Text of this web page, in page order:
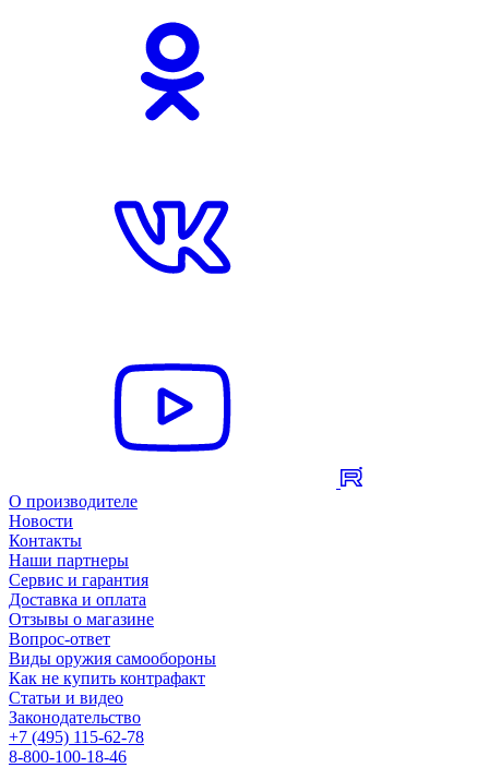
О производителе
Новости
Контакты
Наши партнеры
Сервис и гарантия
Доставка и оплата
Отзывы о магазине
Вопрос-ответ
Виды оружия самообороны
Как не купить контрафакт
Статьи и видео
Законодательство
+7 (495) 115-62-78
8-800-100-18-46